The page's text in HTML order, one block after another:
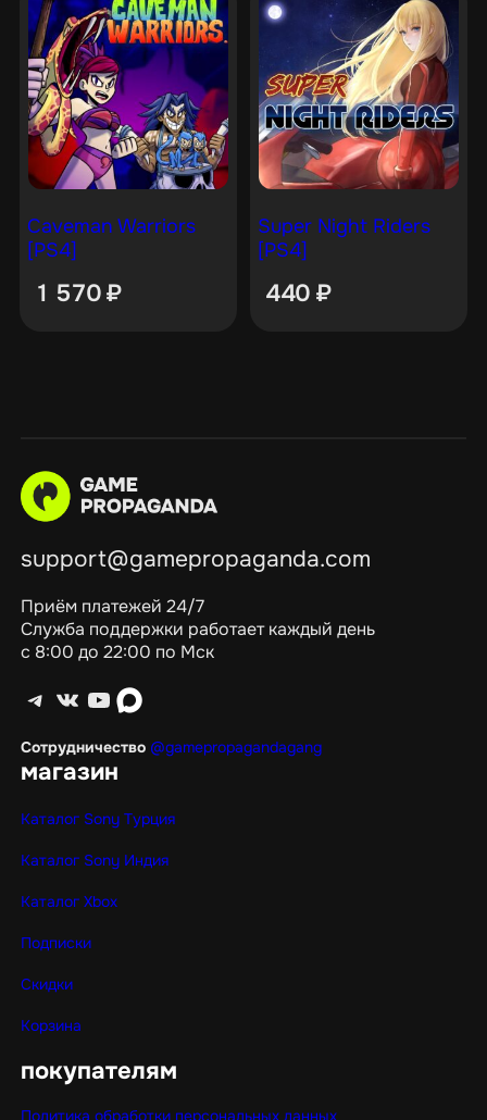
Caveman Warriors
[PS4]
1 570₽
Super Night Riders
[PS4]
440 ₽
support@gamepropaganda.com
Приём платежей 24/7
Служба поддержки работает каждый день
с 8:00 до 22:00 по Мск
Telegram ВКонтакте YouTube max
Сотрудничество @gamepropagandagang
магазин
Каталог Sony Турция
Каталог Sony Индия
Каталог Xbox
Подписки
Скидки
Корзина
покупателям
Политика обработки персональных данных